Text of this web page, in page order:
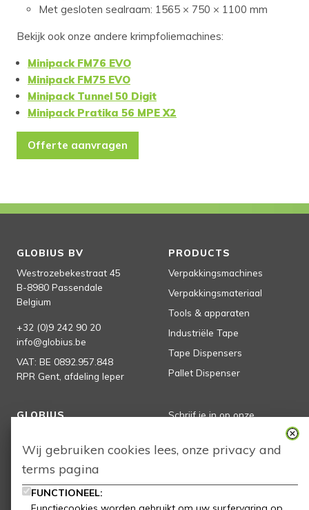
Met gesloten sealraam: 1565 × 750 × 1100 mm
Bekijk ook onze andere krimpfoliemachines:
Minipack FM76 EVO
Minipack FM75 EVO
Minipack Tunnel 50 Digit
Minipack Pratika 56 MPE X2
Offerte aanvragen
GLOBIUS BV
Westrozebekestraat 45
B-8980 Passendale
Belgium
+32 (0)9 242 90 20
info@globius.be
VAT: BE 0892.957.848
RPR Gent, afdeling Ieper
PRODUCTS
Verpakkingsmachines
Verpakkingsmateriaal
Tools & apparaten
Industriële Tape
Tape Dispensers
Pallet Dispenser
GLOBIUS
Producten
Globius
Partners
Schrijf je in op onze
Wij gebruiken cookies lees, onze privacy and
terms pagina
FUNCTIONEEL: